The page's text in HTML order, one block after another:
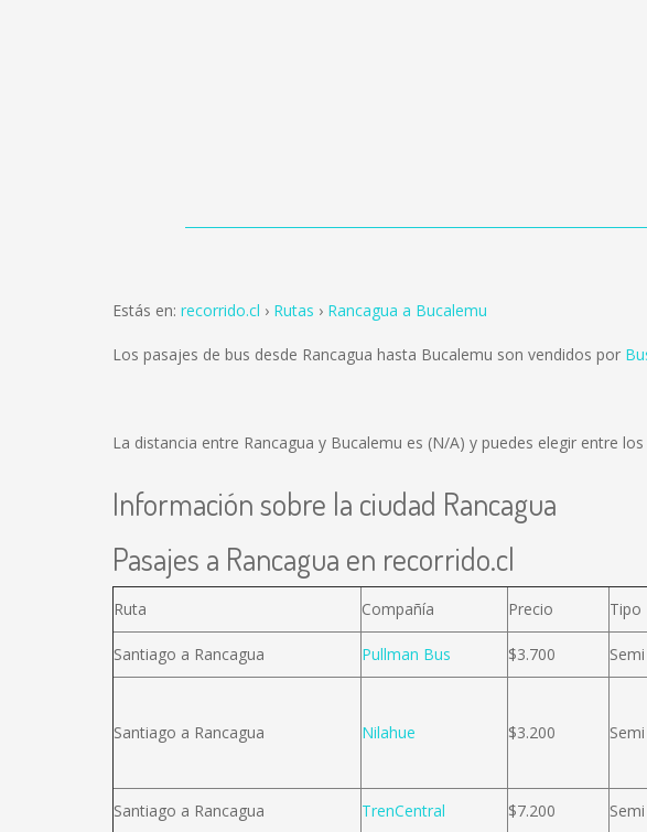
Estás en: recorrido.cl Rutas Rancagua a Bucalemu
Los pasajes de bus desde Rancagua hasta Bucalemu son vendidos por
La distancia entre Rancagua y Bucalemu es (N/A) y puedes elegir entre
Información sobre la ciudad Rancagua
Pasajes a Rancagua en recorrido.cl
Ruta Compañía Precio Tipo
Santiago a Rancagua Pullman Bus $3.700
Santiago a Rancagua Nilahue $3.200
Santiago a Rancagua TrenCentral $7.200